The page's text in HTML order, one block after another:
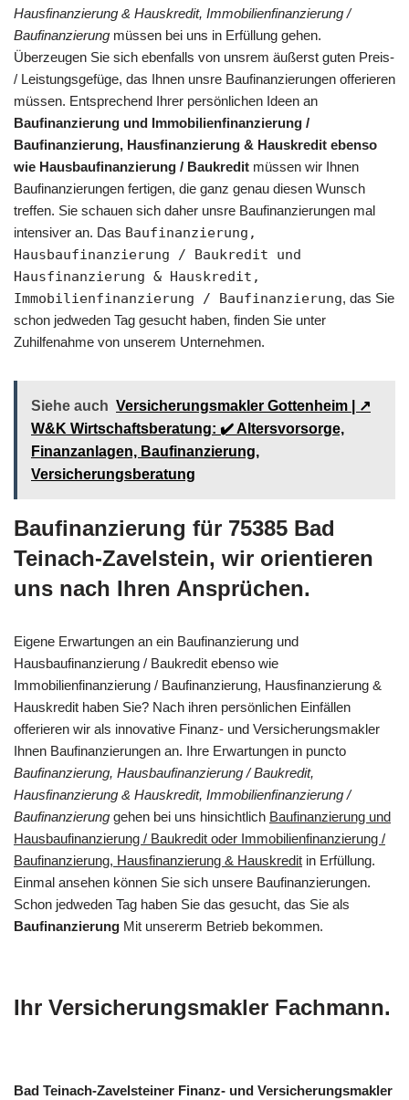
Hausfinanzierung & Hauskredit, Immobilienfinanzierung /
Baufinanzierung müssen bei uns in Erfüllung gehen.
Überzeugen Sie sich ebenfalls von unsrem äußerst guten Preis-
/ Leistungsgefüge, das Ihnen unsre Baufinanzierungen offerieren
müssen. Entsprechend Ihrer persönlichen Ideen an
Baufinanzierung und Immobilienfinanzierung /
Baufinanzierung, Hausfinanzierung & Hauskredit ebenso
wie Hausbaufinanzierung / Baukredit müssen wir Ihnen
Baufinanzierungen fertigen, die ganz genau diesen Wunsch
treffen. Sie schauen sich daher unsre Baufinanzierungen mal
intensiver an. Das Baufinanzierung,
Hausbaufinanzierung / Baukredit und
Hausfinanzierung & Hauskredit,
Immobilienfinanzierung / Baufinanzierung, das Sie
schon jedweden Tag gesucht haben, finden Sie unter
Zuhilfenahme von unserem Unternehmen.
Siehe auch Versicherungsmakler Gottenheim | ↗️
W&K Wirtschaftsberatung: ✔️ Altersvorsorge,
Finanzanlagen, Baufinanzierung,
Versicherungsberatung
Baufinanzierung für 75385 Bad
Teinach-Zavelstein, wir orientieren
uns nach Ihren Ansprüchen.
Eigene Erwartungen an ein Baufinanzierung und
Hausbaufinanzierung / Baukredit ebenso wie
Immobilienfinanzierung / Baufinanzierung, Hausfinanzierung &
Hauskredit haben Sie? Nach ihren persönlichen Einfällen
offerieren wir als innovative Finanz- und Versicherungsmakler
Ihnen Baufinanzierungen an. Ihre Erwartungen in puncto
Baufinanzierung, Hausbaufinanzierung / Baukredit,
Hausfinanzierung & Hauskredit, Immobilienfinanzierung /
Baufinanzierung gehen bei uns hinsichtlich Baufinanzierung und
Hausbaufinanzierung / Baukredit oder Immobilienfinanzierung /
Baufinanzierung, Hausfinanzierung & Hauskredit in Erfüllung.
Einmal ansehen können Sie sich unsere Baufinanzierungen.
Schon jedweden Tag haben Sie das gesucht, das Sie als
Baufinanzierung Mit unsererm Betrieb bekommen.
Ihr Versicherungsmakler Fachmann.
Bad Teinach-Zavelsteiner Finanz- und Versicherungsmakler